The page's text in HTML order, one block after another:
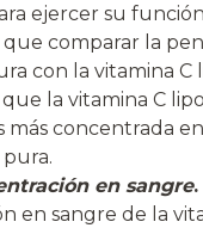
ejercer su
que comparar la
con la vitamina C
la vitamina C
más concentrada
pura.
en sangre.
en sangre de la